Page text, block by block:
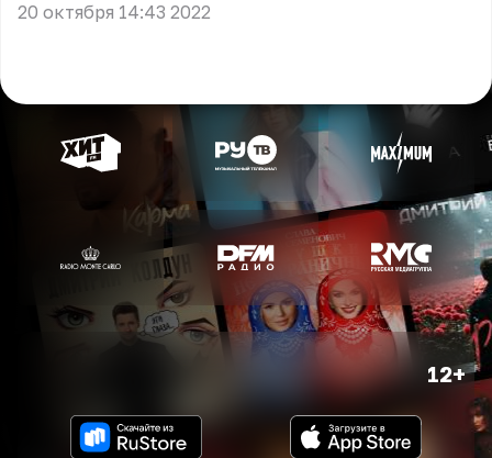
20 октября 14:43 2022
12+